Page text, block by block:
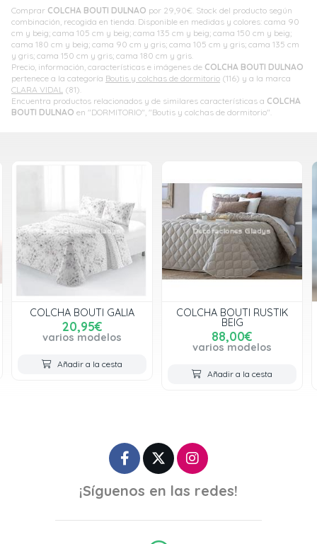
Comprar COLCHA BOUTI DULNAO por 29,90€ . Stock del producto según
combinación, recogida en tienda. Disponible en medidas y colores: cama 90
cm y beig; cama 105 cm y beig; cama 135 cm y beig; cama 150 cm y beig;
cama 180 cm y beig; cama 90 cm y gris; cama 105 cm y gris; cama 135 cm
y gris; cama 150 cm y gris; cama 180 cm y gris.
Precio, información, características e imágenes de COLCHA BOUTI DULNAO
pertenece a la categoría Boutis y colchas de dormitorio (116) y a la marca
CLARA VIDAL (81).
Encuentra productos relacionados y de similares características a COLCHA
BOUTI DULNAO en "DORMITORIO", "Boutis y colchas de dormitorio".
COLCHA BOUTI GALIA
20,95€
varios modelos
Añadir a la cesta
COLCHA BOUTI RUSTIK
BEIG
88,00€
varios modelos
Añadir a la cesta
¡Síguenos en las redes!